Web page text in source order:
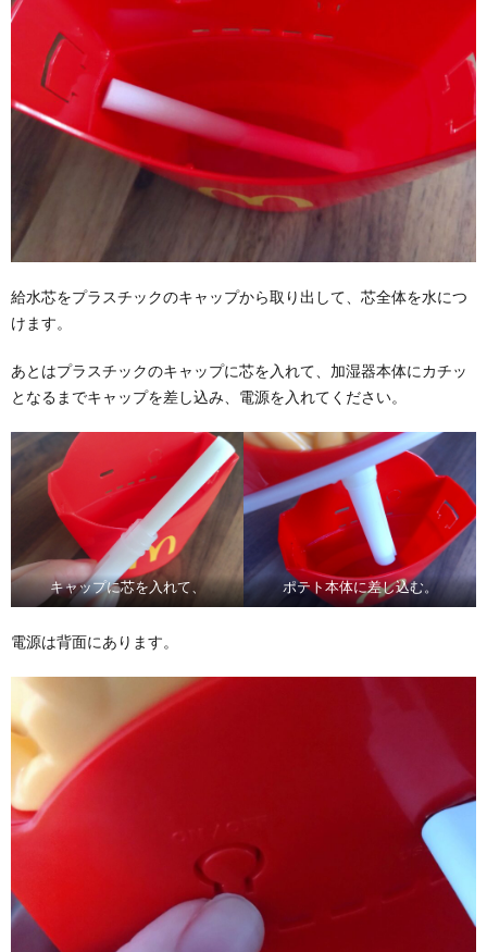
給水芯をプラスチックのキャップから取り出して、芯全体を水につ
けます。
あとはプラスチックのキャップに芯を入れて、加湿器本体にカチッ
となるまでキャップを差し込み、電源を入れてください。
キャップに芯を入れて、 ポテト本体に差し込む。
電源は背面にあります。